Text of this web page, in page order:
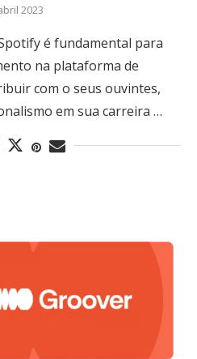
2023
é fundamental para
na plataforma de
com o seus ouvintes,
em sua carreira …